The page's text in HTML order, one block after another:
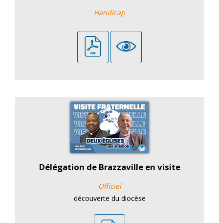
Handicap
Délégation de Brazzaville en visite
Officiel
découverte du diocèse